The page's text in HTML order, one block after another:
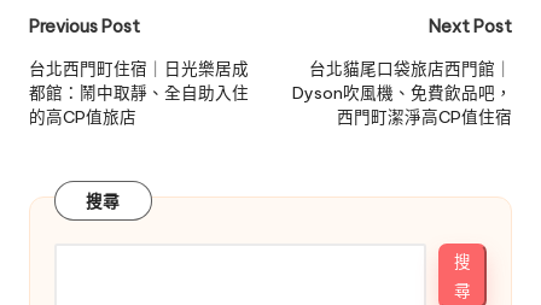
Post
navigation
Previous Post
台北西門町住宿｜日光樂居成
都館：鬧中取靜、全自助入住
的高CP值旅店
Next Post
台北貓尾口袋旅店西門館｜
Dyson吹風機、免費飲品吧，
西門町潔淨高CP值住宿
搜尋
搜
尋